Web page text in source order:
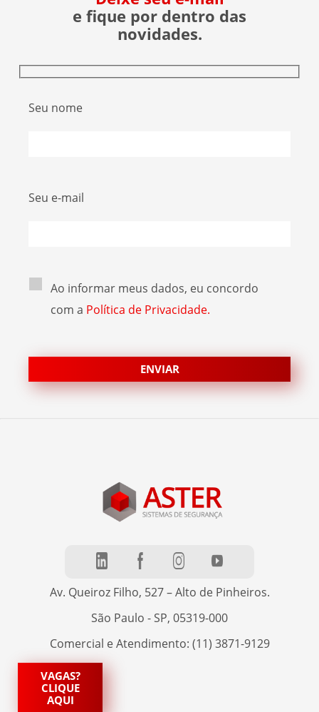
e fique por dentro das
novidades.
Seu nome
Seu e-mail
Ao informar meus dados, eu concordo
com a Política de Privacidade.
Av. Queiroz Filho, 527 – Alto de Pinheiros.
São Paulo - SP, 05319-000
Comercial e Atendimento: (11) 3871-9129
VAGAS?
CLIQUE
AQUI